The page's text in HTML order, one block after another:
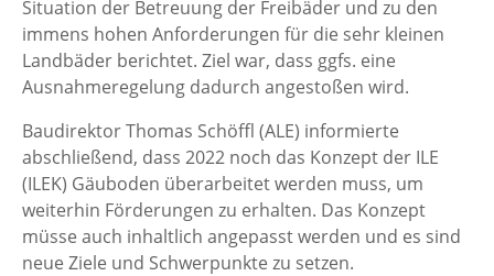
Situation der Betreuung der Freibäder und zu den
immens hohen Anforderungen für die sehr kleinen
Landbäder berichtet. Ziel war, dass ggfs. eine
Ausnahmeregelung dadurch angestoßen wird.
Baudirektor Thomas Schöffl (ALE) informierte
abschließend, dass 2022 noch das Konzept der ILE
(ILEK) Gäuboden überarbeitet werden muss, um
weiterhin Förderungen zu erhalten. Das Konzept
müsse auch inhaltlich angepasst werden und es sind
neue Ziele und Schwerpunkte zu setzen.